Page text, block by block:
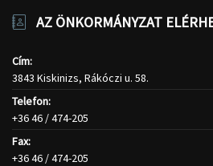
AZ ÖNKORMÁNYZAT
Cím:
3843 Kiskinizs, Rákóczi u. 58.
Telefon:
+36 46 / 474-205
Fax:
+36 46 / 474-205